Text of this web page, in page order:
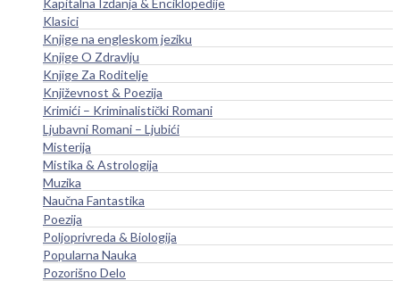
Kapitalna Izdanja & Enciklopedije
Klasici
Knjige na engleskom jeziku
Knjige O Zdravlju
Knjige Za Roditelje
Književnost & Poezija
Krimići – Kriminalistički Romani
Ljubavni Romani – Ljubići
Misterija
Mistika & Astrologija
Muzika
Naučna Fantastika
Poezija
Poljoprivreda & Biologija
Popularna Nauka
Pozorišno Delo